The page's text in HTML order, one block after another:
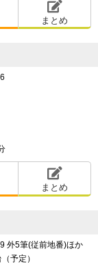
まとめ
まとめ
外5筆(従前地番)ほか
予定）